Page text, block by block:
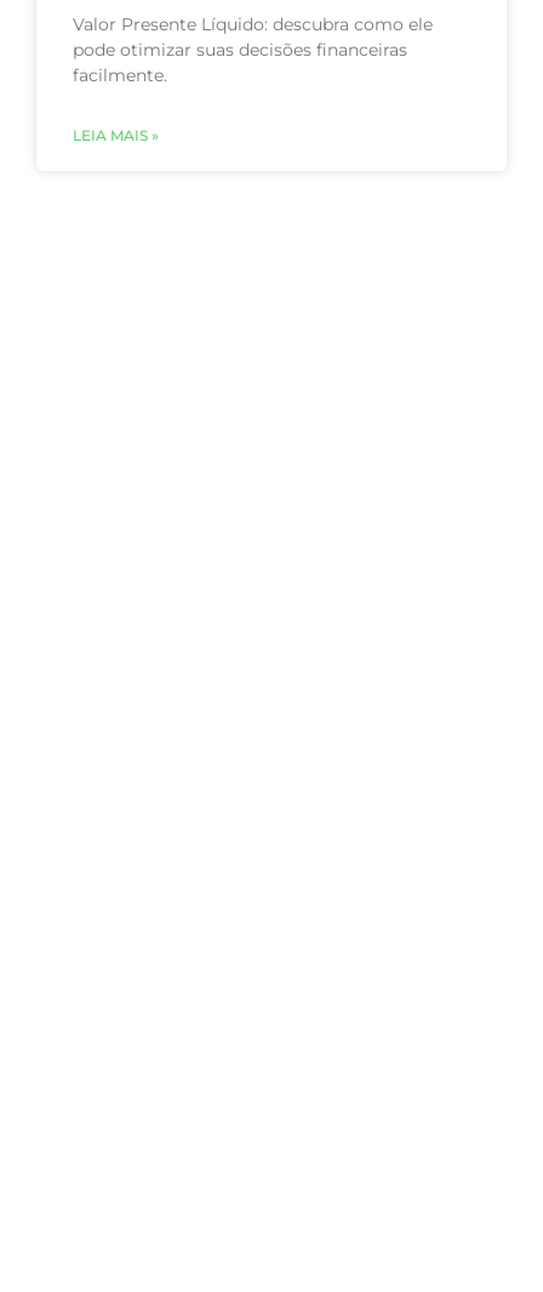
Valor Presente Líquido: descubra como ele
pode otimizar suas decisões financeiras
facilmente.
LEIA MAIS »